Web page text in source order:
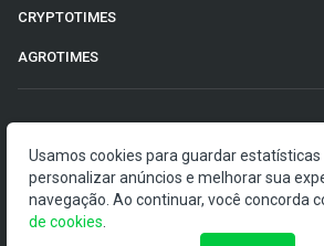
CRYPTOTIMES
AGROTIMES
O Money Times publica matérias de
visam a democratização da
publicações devem ser
Usamos cookies para guardar estatísticas
personalizar anúncios e melhorar sua
navegação. Ao continuar, você concorda
de cookies